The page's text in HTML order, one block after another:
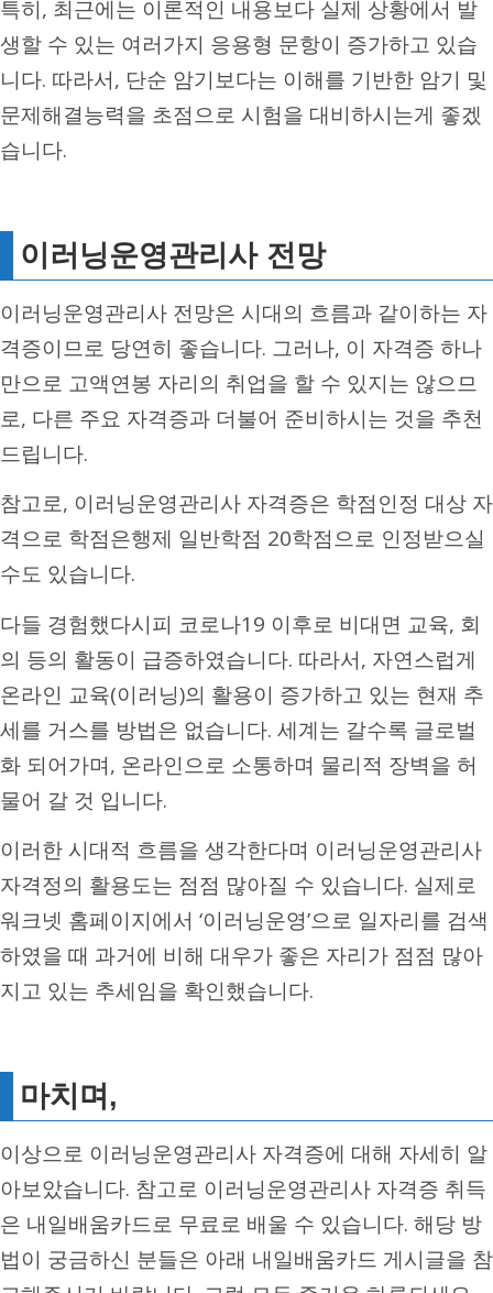
특히, 최근에는 이론적인 내용보다 실제 상황에서 발
생할 수 있는 여러가지 응용형 문항이 증가하고 있습
니다. 따라서, 단순 암기보다는 이해를 기반한 암기 및
문제해결능력을 초점으로 시험을 대비하시는게 좋겠
습니다.
이러닝운영관리사 전망
이러닝운영관리사 전망은 시대의 흐름과 같이하는 자
격증이므로 당연히 좋습니다. 그러나, 이 자격증 하나
만으로 고액연봉 자리의 취업을 할 수 있지는 않으므
로, 다른 주요 자격증과 더불어 준비하시는 것을 추천
드립니다.
참고로, 이러닝운영관리사 자격증은 학점인정 대상 자
격으로 학점은행제 일반학점 20학점으로 인정받으실
수도 있습니다.
다들 경험했다시피 코로나19 이후로 비대면 교육, 회
의 등의 활동이 급증하였습니다. 따라서, 자연스럽게
온라인 교육(이러닝)의 활용이 증가하고 있는 현재 추
세를 거스를 방법은 없습니다. 세계는 갈수록 글로벌
화 되어가며, 온라인으로 소통하며 물리적 장벽을 허
물어 갈 것 입니다.
이러한 시대적 흐름을 생각한다며 이러닝운영관리사
자격정의 활용도는 점점 많아질 수 있습니다. 실제로
워크넷 홈페이지에서 ‘이러닝운영’으로 일자리를 검색
하였을 때 과거에 비해 대우가 좋은 자리가 점점 많아
지고 있는 추세임을 확인했습니다.
마치며,
이상으로 이러닝운영관리사 자격증에 대해 자세히 알
아보았습니다. 참고로 이러닝운영관리사 자격증 취득
은 내일배움카드로 무료로 배울 수 있습니다. 해당 방
법이 궁금하신 분들은 아래 내일배움카드 게시글을 참